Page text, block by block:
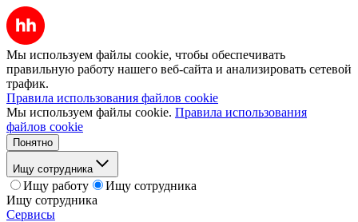
Мы используем файлы cookie, чтобы обеспечивать
правильную работу нашего веб-сайта и анализировать сетевой
трафик.
Правила использования файлов cookie
Мы используем файлы cookie. Правила использования
файлов cookie
Понятно
Ищу сотрудника
Ищу работу
Ищу сотрудника
Ищу сотрудника
Сервисы